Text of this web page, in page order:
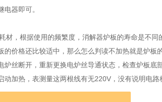
器即可。
材，根据使用的频繁度，消解器炉板的寿命是不
的价格还比较适中，那么怎么判读不加热就是炉
炉丝断开，重新更换电炉丝导通状态，检查炉板底
加热，表测量这两根线有无220V，没有说明电